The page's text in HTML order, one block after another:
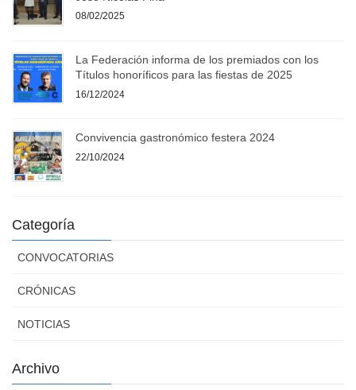
08/02/2025
La Federación informa de los premiados con los
Títulos honoríficos para las fiestas de 2025
16/12/2024
Convivencia gastronómico festera 2024
22/10/2024
Categoría
CONVOCATORIAS
CRÓNICAS
NOTICIAS
Archivo